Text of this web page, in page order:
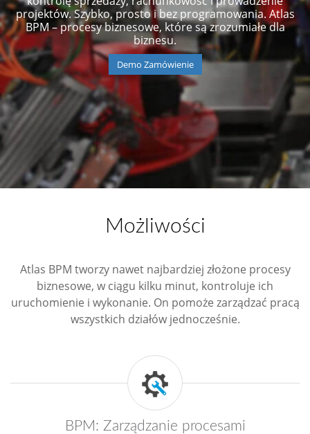
projektów. Szybko, prosto i bez programowania. Atlas
BPM – procesy biznesowe, które są zrozumiałe dla
biznesu.
Demo Zamówienie
Możliwości
Atlas BPM tworzy nawet najbardziej złożone procesy
biznesowe, w ciągu kilku minut, kontroluje ich
uruchomienie i wykonanie. On pomoże zarządzać pracą
wszystkich działów jednocześnie.
BPM: Zarządzanie procesami